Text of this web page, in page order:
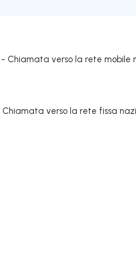
- Chiamata verso la rete mobile
Chiamata verso la rete fissa